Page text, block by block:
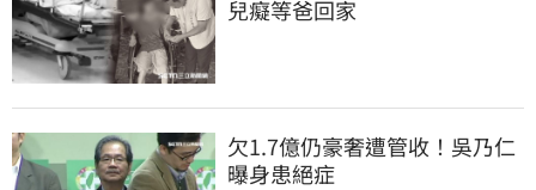
兒癡等爸回家
欠1.7億仍豪奢遭管收！吳乃仁
曝身患絕症